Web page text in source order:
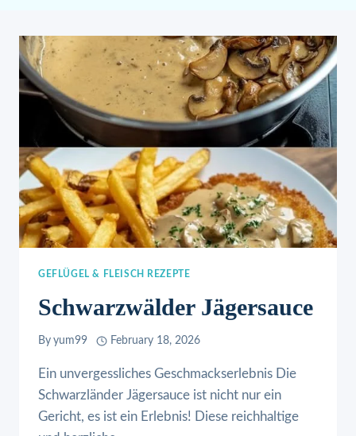
GEFLÜGEL & FLEISCH REZEPTE
Schwarzwälder Jägersauce
By yum99 February 18, 2026
Ein unvergessliches Geschmackserlebnis Die
Schwarzländer Jägersauce ist nicht nur ein
Gericht, es ist ein Erlebnis! Diese reichhaltige